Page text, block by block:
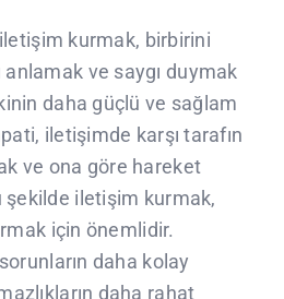
iletişim kurmak, birbirini
ve saygı duymak
daha güçlü ve sağlam
iletişimde karşı tarafın
ve ona göre hareket
iletişim kurmak,
için önemlidir.
daha kolay
daha rahat